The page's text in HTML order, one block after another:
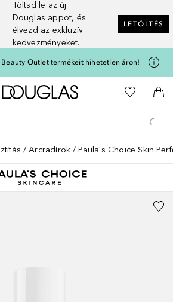
Töltsd le az új
Douglas appot, és
élvezd az exkluzív
kedvezményeket.
LETÖLTÉS
Outlet termékeit hihetetlen áron!
A Douglas Főoldalra
A
Arcradírok Paula's Choice Skin